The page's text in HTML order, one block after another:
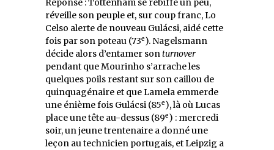
Réponse : Tottenham se rebiffe un peu,
réveille son peuple et, sur coup franc, Lo
Celso alerte de nouveau Gulácsi, aidé cette
fois par son poteau (73e). Nagelsmann
décide alors d’entamer sonturnover
pendant que Mourinho s’arrache les
quelques poils restant sur son caillou de
quinquagénaire et que Lamela emmerde
une énième fois Gulácsi (85e), là où Lucas
place une tête au-dessus (89e) : mercredi
soir, un jeune trentenaire a donné une
leçon au technicien portugais, et Leipzig a